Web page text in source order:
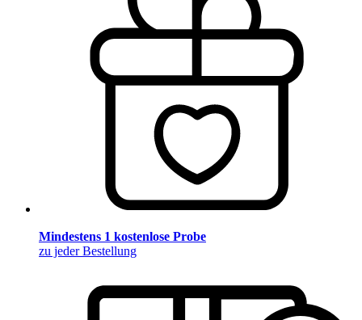
Mindestens 1 kostenlose Probe
zu jeder Bestellung